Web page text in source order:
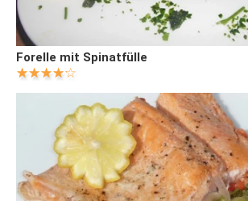
Forelle mit Spinatfülle